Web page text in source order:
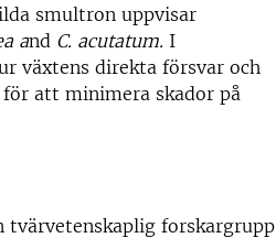
smultron uppvisar
and C. acutatum. I
växtens direkta försvar och
att minimera skador på
tvärvetenskaplig forskargrupp